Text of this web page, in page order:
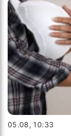
05.08, 10:33